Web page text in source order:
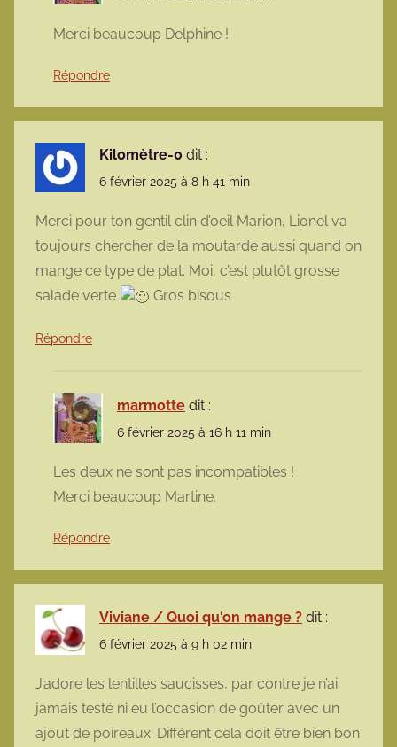
Merci beaucoup Delphine !
Répondre
Kilomètre-0 dit :
6 février 2025 à 8 h 41 min
Merci pour ton gentil clin d’oeil Marion, Lionel va
toujours chercher de la moutarde aussi quand on
mange ce type de plat. Moi, c’est plutôt grosse
salade verte
Gros bisous
Répondre
marmotte dit :
6 février 2025 à 16 h 11 min
Les deux ne sont pas incompatibles !
Merci beaucoup Martine.
Répondre
Viviane / Quoi qu'on mange ? dit :
6 février 2025 à 9 h 02 min
J’adore les lentilles saucisses, par contre je n’ai
jamais testé ni eu l’occasion de goûter avec un
ajout de poireaux. Différent cela doit être bien bon